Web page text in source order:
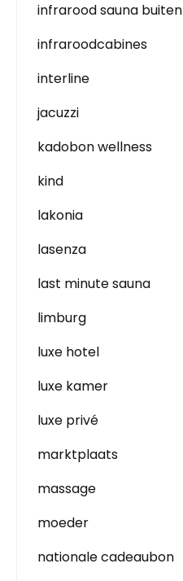
infrarood sauna buiten
infraroodcabines
interline
jacuzzi
kadobon wellness
kind
lakonia
lasenza
last minute sauna
limburg
luxe hotel
luxe kamer
luxe privé
marktplaats
massage
moeder
nationale cadeaubon